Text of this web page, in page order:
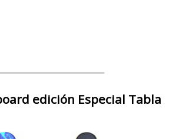
edición Especial Tabla